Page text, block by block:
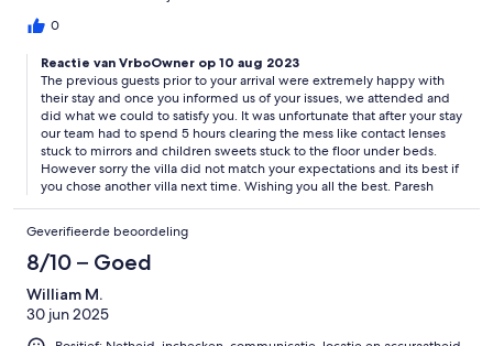
we left the villa with the details of our disappointment and he
did not bother to reply. The complex the villa is on is amazing
0
Reactie van VrboOwner op 10 aug 2023
The previous guests prior to your arrival were extremely happy with
their stay and once you informed us of your issues, we attended and
did what we could to satisfy you. It was unfortunate that after your stay
our team had to spend 5 hours clearing the mess like contact lenses
stuck to mirrors and children sweets stuck to the floor under beds.
However sorry the villa did not match your expectations and its best if
you chose another villa next time. Wishing you all the best. Paresh
Geverifieerde beoordeling
8/10 – Goed
William M.
30 jun 2025